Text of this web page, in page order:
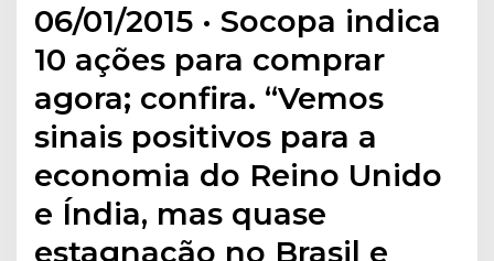
06/01/2015 · Socopa indica
10 ações para comprar
agora; confira. “Vemos
sinais positivos para a
economia do Reino Unido
e Índia, mas quase
estagnação no Brasil e